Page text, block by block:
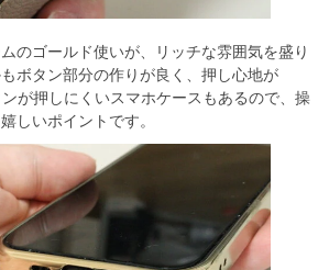
のゴールド使いが、リッチな雰囲気を盛り
ボタン部分の作りが良く、押し心地が
が押しにくいスマホケースもあるので、操
しいポイントです。